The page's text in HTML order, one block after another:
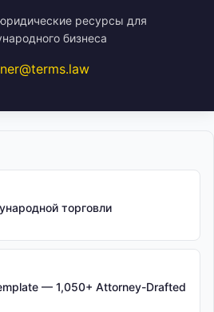
ресурсы для
бизнеса
торговли
— 1,050+ Attorney-Drafted